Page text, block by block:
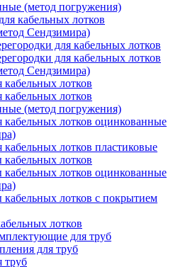
(метод погружения)
кабельных лотков
Сендзимира)
для кабельных лотков
для кабельных лотков
Сендзимира)
лотков
лотков
(метод погружения)
кабельных лотков оцинкованные
лотков пластиковые
лотков
лотков оцинкованные
лотков с покрытием
лотков
для труб
для труб
труб